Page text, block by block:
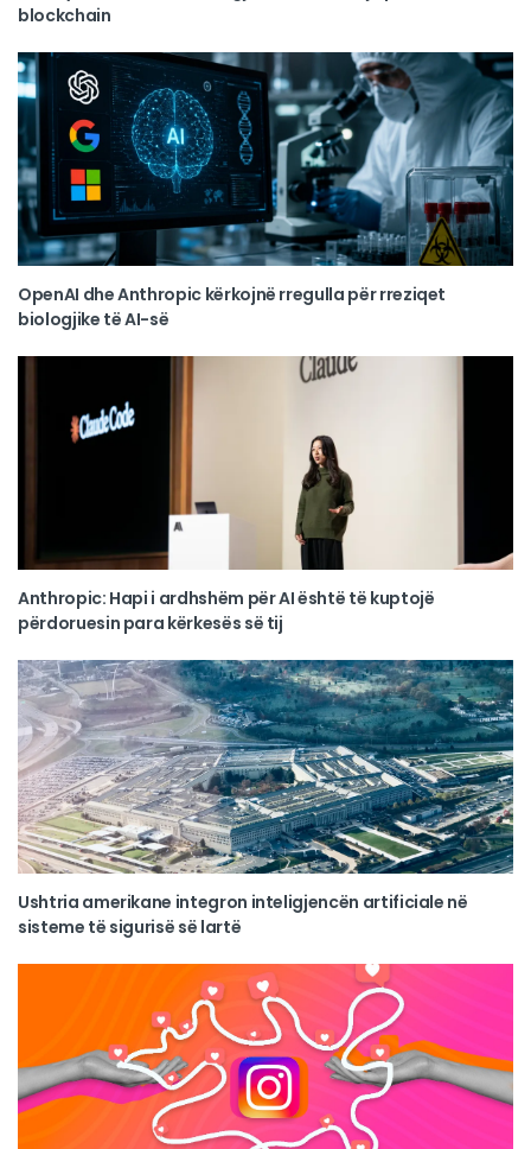
blockchain
OpenAI dhe Anthropic kërkojnë rregulla për rreziqet
biologjike të AI-së
Anthropic: Hapi i ardhshëm për AI është të kuptojë
përdoruesin para kërkesës së tij
Ushtria amerikane integron inteligjencën artificiale në
sisteme të sigurisë së lartë